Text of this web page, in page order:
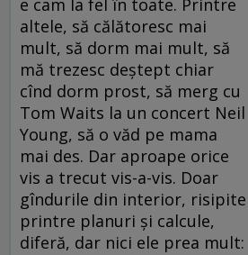
e cam la fel în toate. Printre
altele, să călătoresc mai
mult, să dorm mai mult, să
mă trezesc deștept chiar
cînd dorm prost, să merg cu
Tom Waits la un concert Neil
Young, să o văd pe mama
mai des. Dar aproape orice
vis a trecut vis-a-vis. Doar
gîndurile din interior, risipite
printre planuri şi calcule,
diferă, dar nici ele prea mult: